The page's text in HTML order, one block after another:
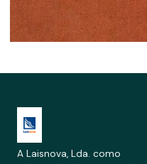
A Laisnova, Lda. como